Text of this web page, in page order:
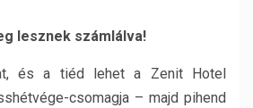
lesznek számlálva!
és a tiéd lehet a Zenit Hotel
csomagja – majd pihend